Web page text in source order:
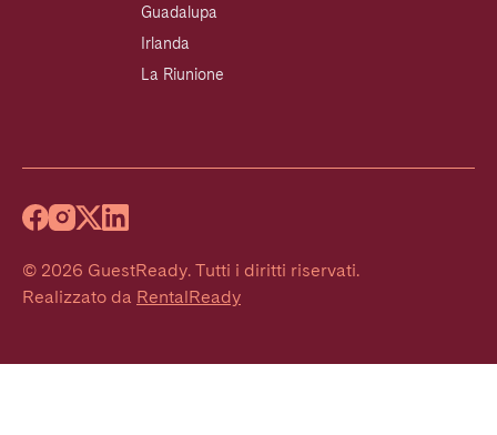
Guadalupa
Irlanda
La Riunione
© 2026 GuestReady. Tutti i diritti riservati.
Realizzato da RentalReady